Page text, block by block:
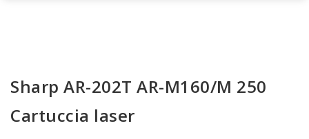
Sharp AR-202T AR-M160/M 250
Cartuccia laser